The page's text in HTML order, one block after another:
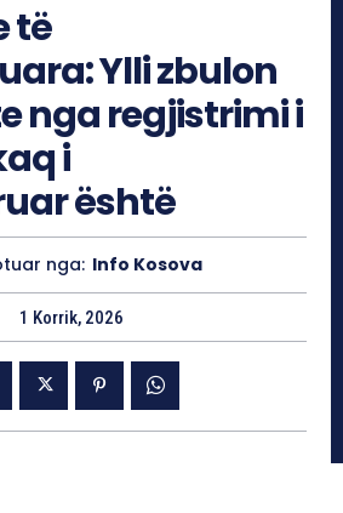
të
Ylli zbulon
nga regjistrimi i
i
është
nga: Info Kosova
1 Korrik, 2026